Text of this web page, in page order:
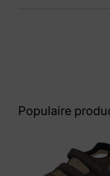
10, 10½, 11, 7,
Populaire